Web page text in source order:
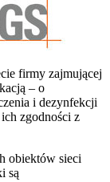
firmy zajmującej
– o
i dezynfekcji
zgodności z
obiektów sieci
są